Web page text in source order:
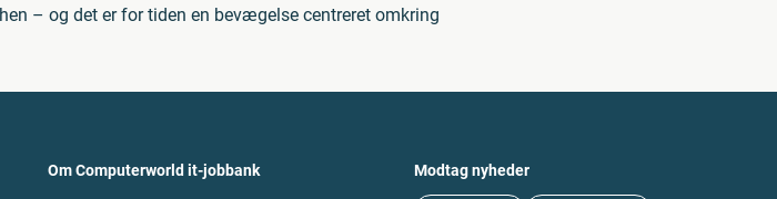
– og det er for tiden en bevægelse centreret omkring
Om Computerworld it-jobbank Modtag nyheder